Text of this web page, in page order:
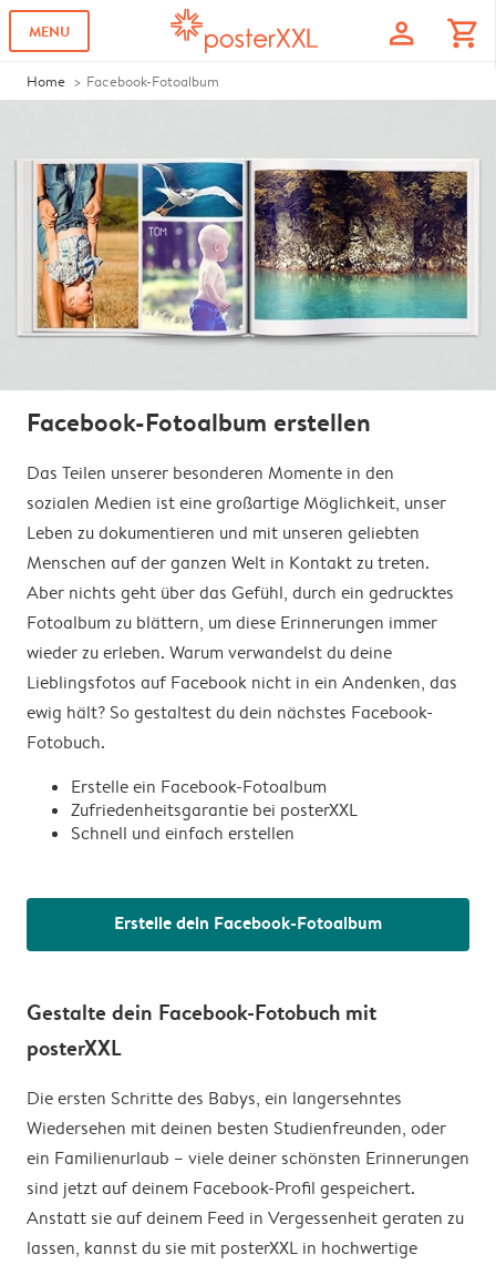
MENU profile shopping_cart
Home Facebook-Fotoalbum
Facebook-Fotoalbum erstellen
Das Teilen unserer besonderen Momente in den
sozialen Medien ist eine großartige Möglichkeit, unser
Leben zu dokumentieren und mit unseren geliebten
Menschen auf der ganzen Welt in Kontakt zu treten.
Aber nichts geht über das Gefühl, durch ein gedrucktes
Fotoalbum zu blättern, um diese Erinnerungen immer
wieder zu erleben. Warum verwandelst du deine
Lieblingsfotos auf Facebook nicht in ein Andenken, das
ewig hält? So gestaltest du dein nächstes Facebook-
Fotobuch.
Erstelle ein Facebook-Fotoalbum
Zufriedenheitsgarantie bei posterXXL
Schnell und einfach erstellen
Erstelle dein Facebook-Fotoalbum
Gestalte dein Facebook-Fotobuch mit
posterXXL
Die ersten Schritte des Babys, ein langersehntes
Wiedersehen mit deinen besten Studienfreunden, oder
ein Familienurlaub – viele deiner schönsten Erinnerungen
sind jetzt auf deinem Facebook-Profil gespeichert.
Anstatt sie auf deinem Feed in Vergessenheit geraten zu
lassen, kannst du sie mit posterXXL in hochwertige